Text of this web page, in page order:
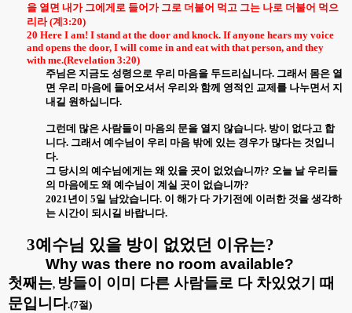
을 열면 내가 그에게로 들어가 그로 더불어 먹고 그는 나로 더불어 먹으
리라(계 3:20)
20 Here I am! I stand at the door and knock. If anyone hears my voice
and opens the door, I will come in and eat with that person, and they
with me.(Revelation 3:20)
주님은 지금도 성령으로 우리 마음을 두드리십니다. 그래서 몸은 열
면 우리 마음에 들어오셔서 우리와 함께 영적인 교제를 나누면서 지
내길 원하십니다.
그런데 많은 사람들이 마음의 문을 열지 않습니다. 방이 없다고 합
니다. 그래서 예수님이 우리 마음 밖에 있는 경우가 많다는 것입니
다.
그 당시의 예수님에게는 왜 있을 곳이 없었습니까? 오늘 날 우리들
의 마음에도 왜 예수님이 계실 곳이 없습니까?
2021년이 5일 남았습니다. 이 해가 다 가기전에 이러한 것을 생각하
는 시간이 되시길 바랍니다.
3예수님 있을 방이 없었던 이유는?
Why was there no room available?
첫째는, 방들이 이미 다른 사람들로 다 차있었기 때
문입니다.(7절)